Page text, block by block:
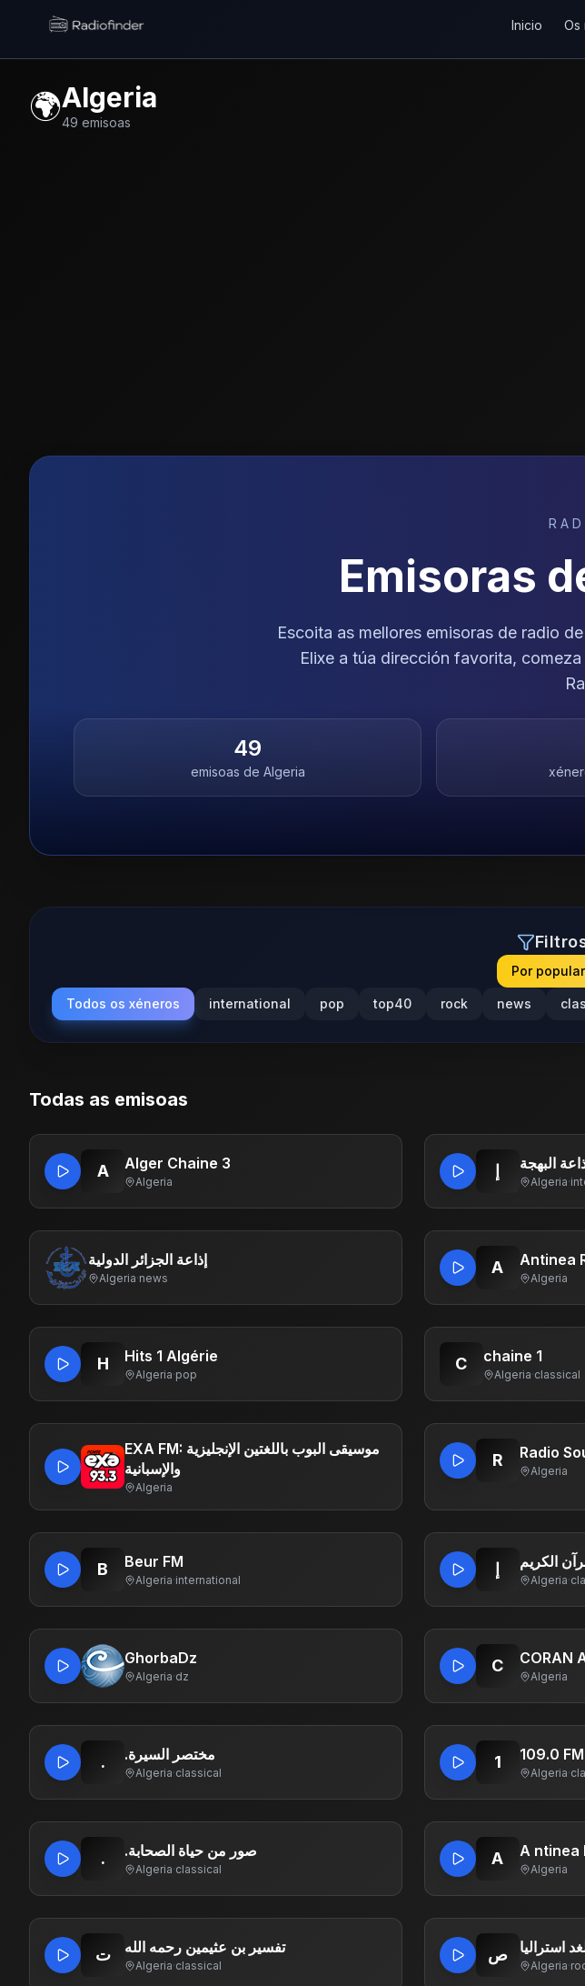
Radiofinder home
Inicio Os
🌍Algeria
49 emisoas
Emisoras
Escoita as mellores emisoras de radio
Elixe a túa dirección favorita,
49
emisoas de Algeria
Por
Todos os xéneros international pop top40 rock news
Todas as emisoas
A Alger Chaine 3
Algeria
البهجة
Algeria·
إذاعة الجزائر الدولية
Algeria·news
A Antinea
Algeria
H Hits 1 Algérie
Algeria·pop
C chaine 1
Algeria·classical
EXA FM: موسيقى البوب ​​باللغتين الإنجليزية
والإسبانية
Algeria
R Radio
Algeria
B Beur FM
Algeria·international
الكريم
Algeria·
GhorbaDz
Algeria·dz
C CORAN
Algeria
. .مختصر السيرة
Algeria·classical
1 109.0
Algeria·
. .صور من حياة الصحابة
Algeria·classical
A A ntinea
Algeria
ت تفسير بن عثيمين رحمه الله
Algeria·classical
ص استراليا
Algeria·